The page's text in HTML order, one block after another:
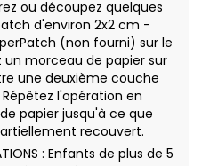
ou découpez quelques
d'environ 2x2 cm -
(non fourni) sur le
un morceau de papier sur
une deuxième couche
l'opération en
papier jusqu'à ce que
recouvert.
: Enfants de plus de 5